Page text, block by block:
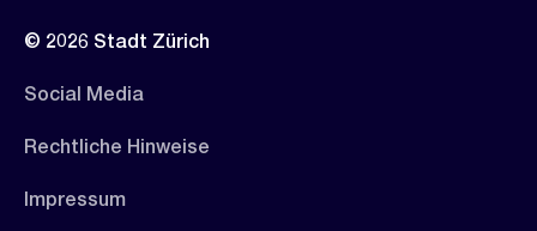
© 2026 Stadt Zürich
Social Media
Rechtliche Hinweise
Impressum